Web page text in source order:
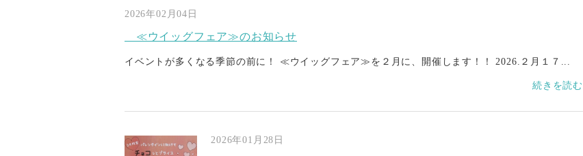
2026年02月04日
≪ウイッグフェア≫のお知らせ
イベントが多くなる季節の前に！ ≪ウイッグフェア≫を２月に、開催します！！ 2026.２月１７...
続きを読む
2026年01月28日